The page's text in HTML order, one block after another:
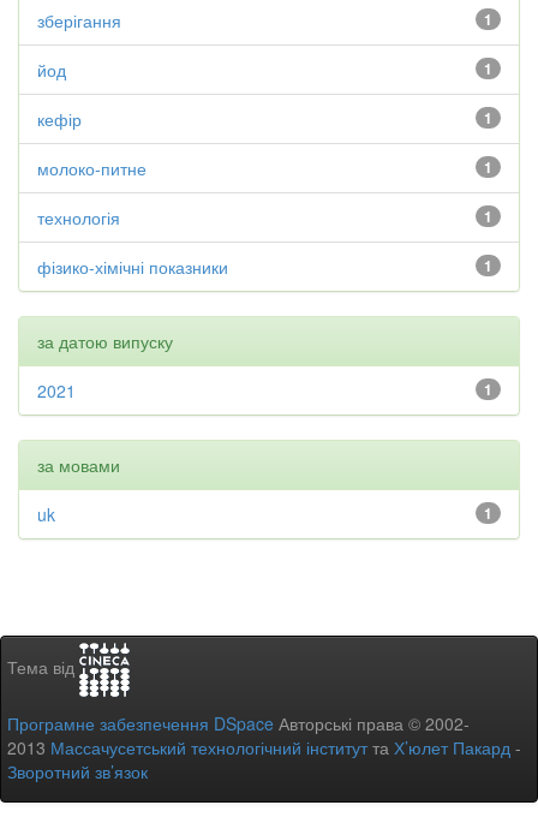
1
зберігання
1
йод
1
кефір
1
молоко-питне
1
технологія
1
фізико-хімічні показники
за датою випуску
1
2021
за мовами
1
uk
Тема від
Програмне забезпечення DSpace Авторські права © 2002-
2013 Массачусетський технологічний інститутта Х’юлет Пакард -
Зворотний зв’язок